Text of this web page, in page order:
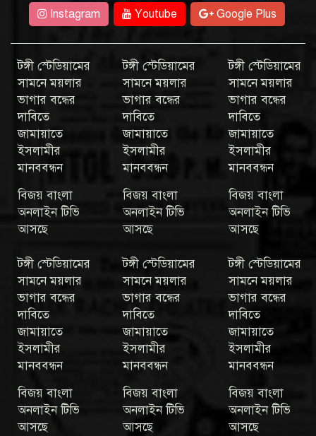
Instagram
Youtube Google Plus
টঙ্গী স্টেডিয়ামের
সামনে ময়লার
ভাগার বন্ধের
দাবিতে
জামায়াতে
ইসলামীর
মানববন্ধন
বিজয় বাংলা
অনলাইন টিভি
আসছে
টঙ্গী স্টেডিয়ামের
সামনে ময়লার
ভাগার বন্ধের
দাবিতে
জামায়াতে
ইসলামীর
মানববন্ধন
বিজয় বাংলা
অনলাইন টিভি
আসছে
টঙ্গী স্টেডিয়ামের
সামনে ময়লার
ভাগার বন্ধের
দাবিতে
জামায়াতে
ইসলামীর
মানববন্ধন
বিজয় বাংলা
অনলাইন টিভি
আসছে
টঙ্গী স্টেডিয়ামের
সামনে ময়লার
ভাগার বন্ধের
দাবিতে
জামায়াতে
ইসলামীর
মানববন্ধন
বিজয় বাংলা
অনলাইন টিভি
আসছে
টঙ্গী স্টেডিয়ামের
সামনে ময়লার
ভাগার বন্ধের
দাবিতে
জামায়াতে
ইসলামীর
মানববন্ধন
বিজয় বাংলা
অনলাইন টিভি
আসছে
টঙ্গী স্টেডিয়ামের
সামনে ময়লার
ভাগার বন্ধের
দাবিতে
জামায়াতে
ইসলামীর
মানববন্ধন
বিজয় বাংলা
অনলাইন টিভি
আসছে